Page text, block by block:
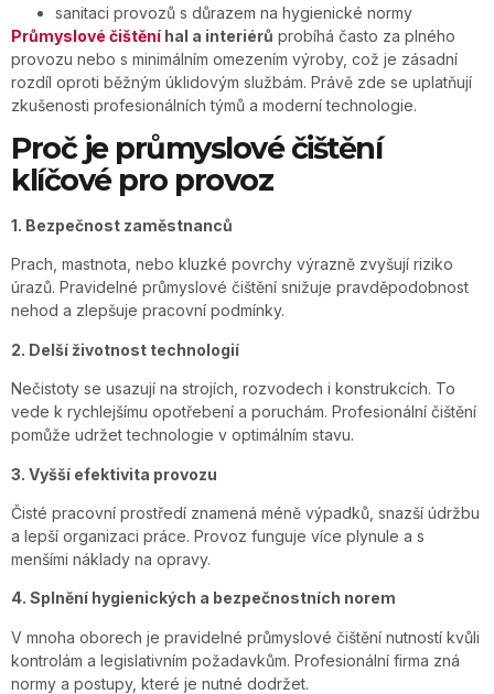
sanitaci provozů s důrazem na hygienické normy
Průmyslové čištění hal a interiérů probíhá často za plného
provozu nebo s minimálním omezením výroby, což je zásadní
rozdíl oproti běžným úklidovým službám. Právě zde se uplatňují
zkušenosti profesionálních týmů a moderní technologie.
Proč je průmyslové čištění
klíčové pro provoz
1. Bezpečnost zaměstnanců
Prach, mastnota, nebo kluzké povrchy výrazně zvyšují riziko
úrazů. Pravidelné průmyslové čištění snižuje pravděpodobnost
nehod a zlepšuje pracovní podmínky.
2. Delší životnost technologií
Nečistoty se usazují na strojích, rozvodech i konstrukcích. To
vede k rychlejšímu opotřebení a poruchám. Profesionální čištění
pomůže udržet technologie v optimálním stavu.
3. Vyšší efektivita provozu
Čisté pracovní prostředí znamená méně výpadků, snazší údržbu
a lepší organizaci práce. Provoz funguje více plynule a s
menšími náklady na opravy.
4. Splnění hygienických a bezpečnostních norem
V mnoha oborech je pravidelné průmyslové čištění nutností kvůli
kontrolám a legislativním požadavkům. Profesionální firma zná
normy a postupy, které je nutné dodržet.